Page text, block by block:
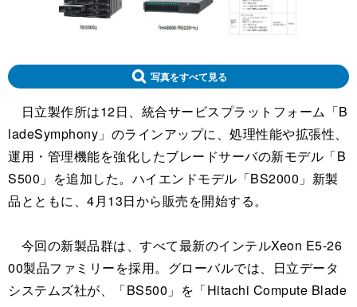
写真をすべて見る
日立製作所は12日、統合サービスプラットフォーム「B
ladeSymphony」のラインアップに、処理性能や拡張性、
運用・管理機能を強化したブレードサーバの新モデル「B
S500」を追加した。ハイエンドモデル「BS2000」新製
品とともに、4月13日から販売を開始する。
今回の新製品群は、すべて最新のインテルXeon E5-26
00製品ファミリーを採用。グローバルでは、日立データ
システムズ社が、「BS500」を「Hitachi Compute Blade